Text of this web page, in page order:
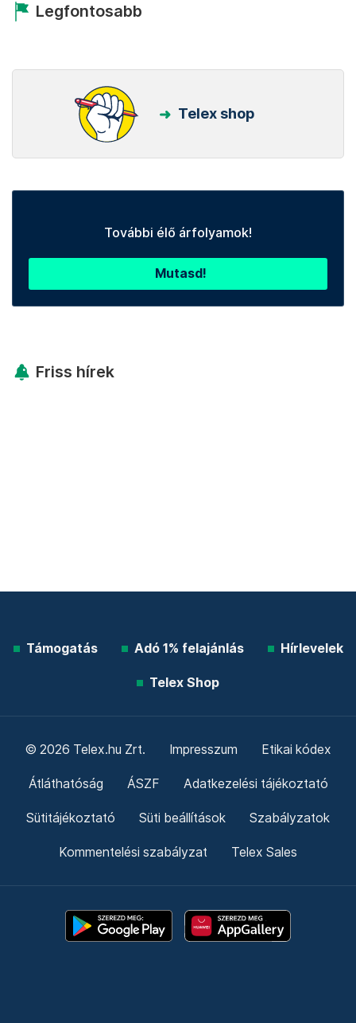
Legfontosabb
Telex shop
További élő árfolyamok!
Mutasd!
Friss hírek
Támogatás Adó 1% felajánlás Hírlevelek
Telex Shop
© 2026 Telex.hu Zrt. Impresszum Etikai kódex
Átláthatóság ÁSZF Adatkezelési tájékoztató
Sütitájékoztató Süti beállítások Szabályzatok
Kommentelési szabályzat Telex Sales